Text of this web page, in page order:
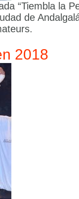
“Tiembla la
de
2018